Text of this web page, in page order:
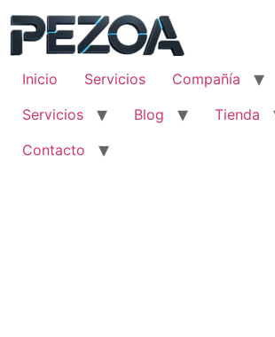
contenido
Inicio
Servicios
Compañía
Servicios
Blog
Tienda
Contacto